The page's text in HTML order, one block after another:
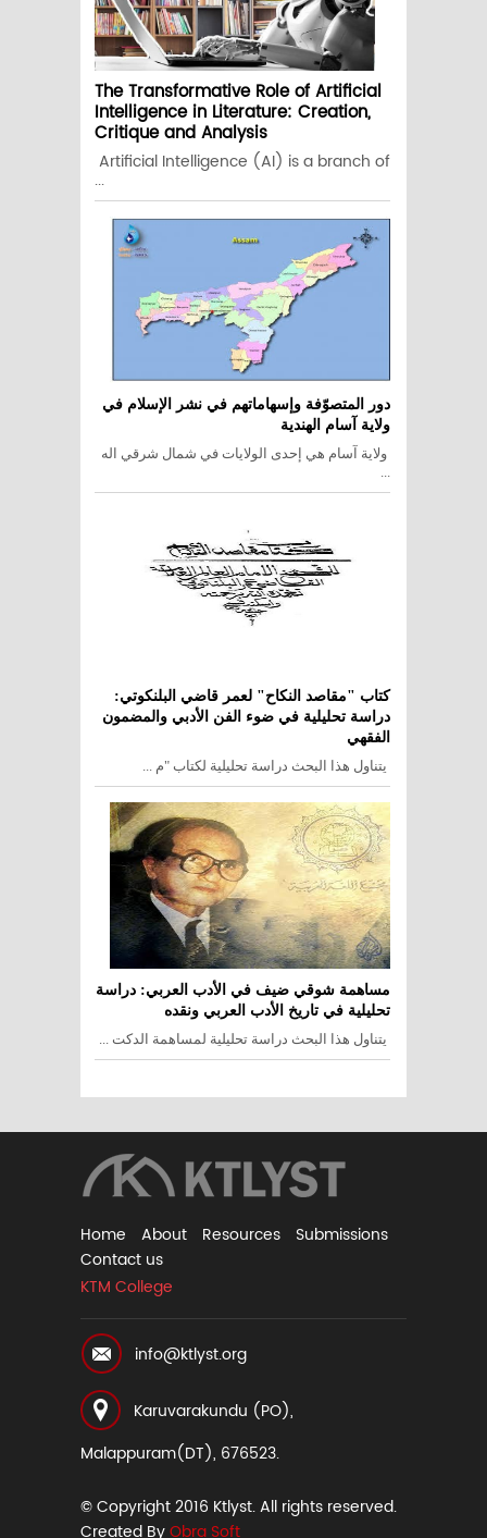
The Transformative Role of Artificial
Intelligence in Literature: Creation,
Critique and Analysis
Artificial Intelligence (AI) is a branch of
...
دور المتصوّفة وإسهاماتهم في نشر الإسلام في
ولاية آسام الهندية
ولاية آسام هي إحدى الولايات في شمال شرقي اله
...
كتاب "مقاصد النكاح" لعمر قاضي البلنكوتي:
دراسة تحليلية في ضوء الفن الأدبي والمضمون
الفقهي
يتناول هذا البحث دراسة تحليلية لكتاب "م ...
مساهمة شوقي ضيف في الأدب العربي: دراسة
تحليلية في تاريخ الأدب العربي ونقده
يتناول هذا البحث دراسة تحليلية لمساهمة الدكت ...
Home About Resources
Submissions
Contact us
KTM College
info@ktlyst.org
Karuvarakundu (PO),
Malappuram(DT), 676523.
© Copyright 2016 Ktlyst. All rights reserved.
Created ByObra Soft